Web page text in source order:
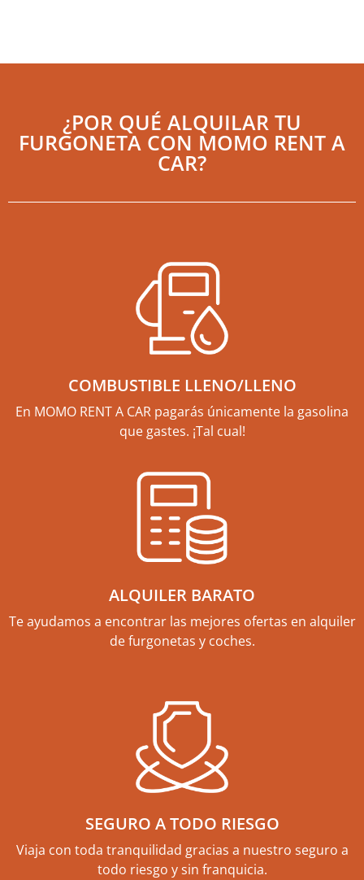
¿POR QUÉ ALQUILAR TU
FURGONETA CON MOMO RENT A
CAR?
COMBUSTIBLE LLENO/LLENO
En MOMO RENT A CAR pagarás únicamente la gasolina
que gastes. ¡Tal cual!
ALQUILER BARATO
Te ayudamos a encontrar las mejores ofertas en alquiler
de furgonetas y coches.
SEGURO A TODO RIESGO
Viaja con toda tranquilidad gracias a nuestro seguro a
todo riesgo y sin franquicia.